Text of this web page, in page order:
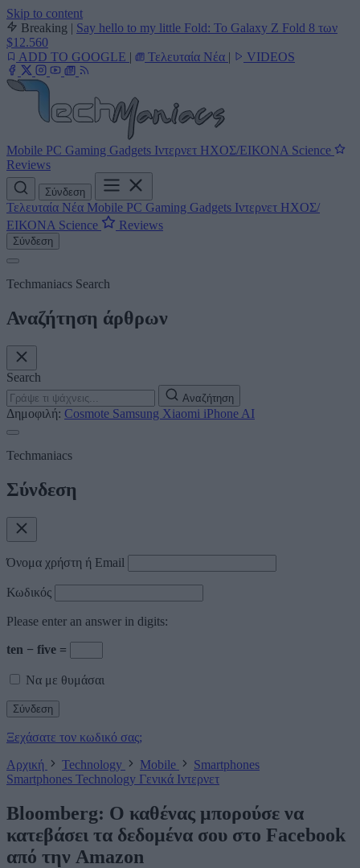
Skip to content
Breaking | Say hello to my little Fold: Το Galaxy Z Fold 8 των
$12.560
ADD TO GOOGLE | Τελευταία Νέα | VIDEOS
Mobile PC Gaming Gadgets Ιντερνετ ΗΧΟΣ/ΕΙΚΟΝΑ Science
Reviews
Σύνδεση
Τελευταία Νέα Mobile PC Gaming Gadgets Ιντερνετ ΗΧΟΣ/
ΕΙΚΟΝΑ Science Reviews
Σύνδεση
Techmaniacs Search
Αναζήτηση άρθρων
Search
Αναζήτηση
Δημοφιλή: Cosmote Samsung Xiaomi iPhone AI
Techmaniacs
Σύνδεση
Όνομα χρήστη ή Email
Κωδικός
Please enter an answer in digits:
ten − five =
Να με θυμάσαι
Ξεχάσατε τον κωδικό σας;
Αρχική
Technology Mobile
Smartphones
Smartphones Technology Γενικά Ιντερνετ
Bloomberg: Ο καθένας μπορούσε να
κατεβάσει τα δεδομένα σου στο Facebook
από την Amazon